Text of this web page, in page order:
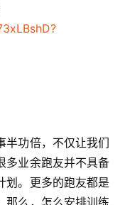
半功倍，不仅让我们
多业余跑友并不具备
划。更多的跑友都是
那么，怎么安排训练